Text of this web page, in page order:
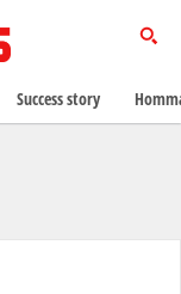
Success story